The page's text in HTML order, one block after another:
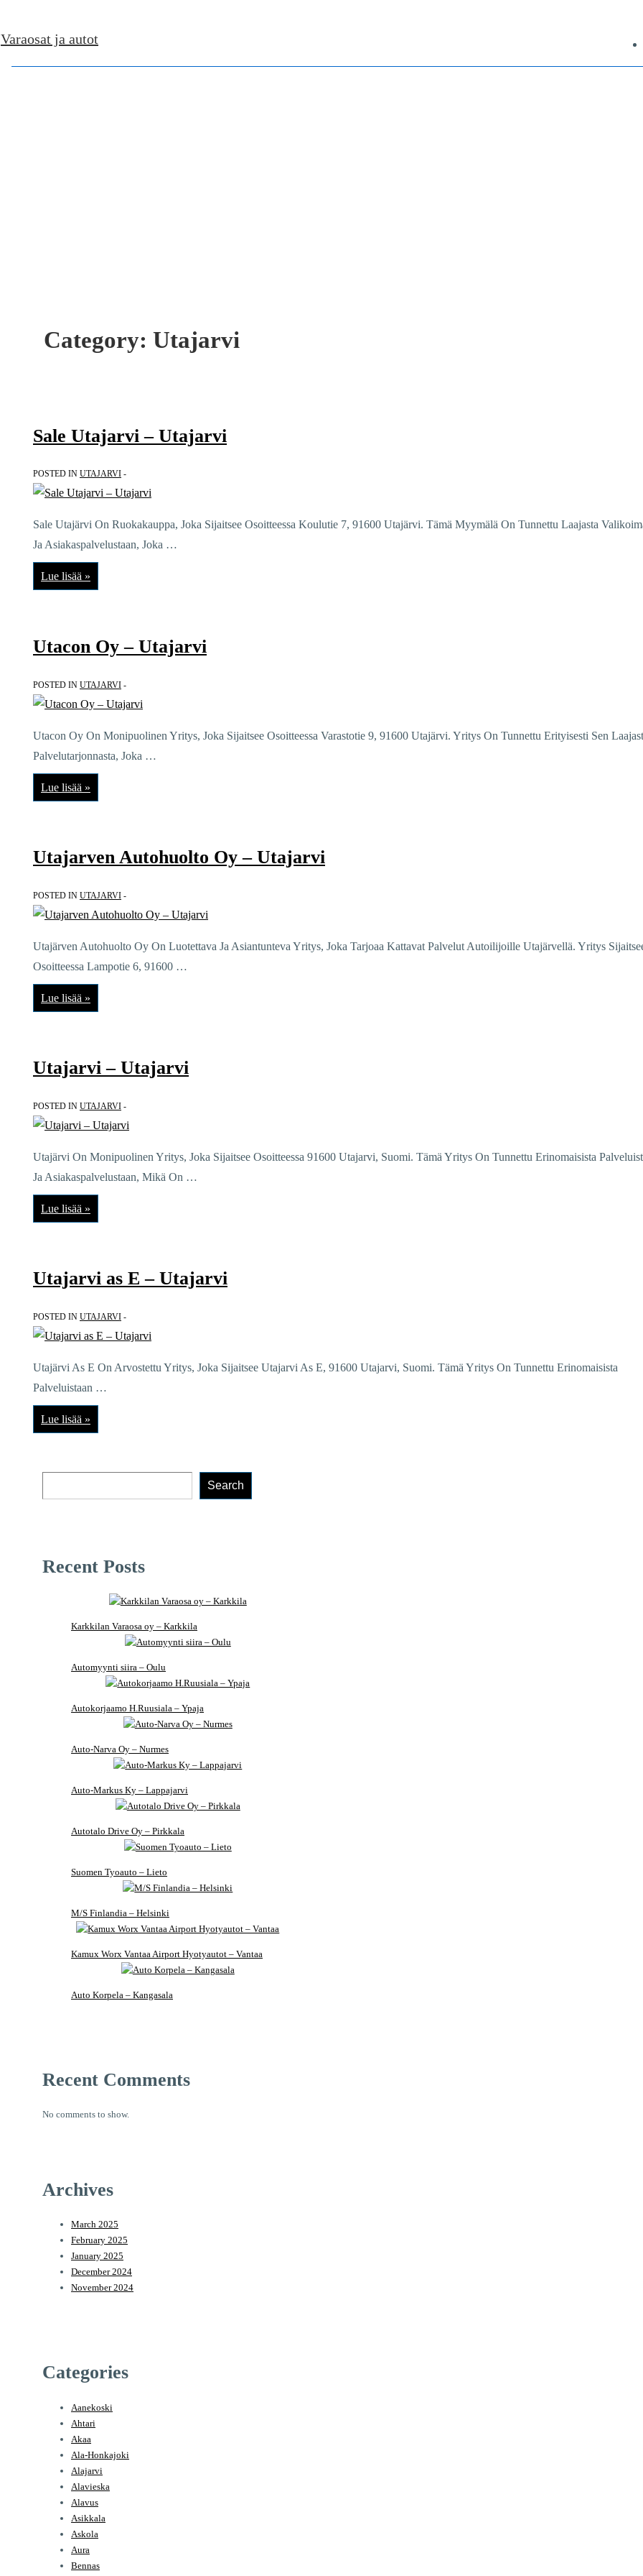
Skip
Varaosat ja autot
Category: Utajarvi
Sale Utajarvi – Utajarvi
POSTED IN UTAJARVI
Sale Utajärvi On Ruokakauppa, Joka Sijaitsee Osoitteessa Koulutie 7, 91600 Utajärvi. Tämä Myymälä On Tunnettu Laajasta
Ja Asiakaspalvelustaan, Joka …
Sale
Utajarvi
–
Lue lisää »
Utacon Oy – Utajarvi
POSTED IN UTAJARVI
Utacon Oy On Monipuolinen Yritys, Joka Sijaitsee Osoitteessa Varastotie 9, 91600 Utajärvi. Yritys On Tunnettu Erityisesti Sen
Palvelutarjonnasta, Joka …
Utacon
Oy
–
Lue lisää »
Utajarven Autohuolto Oy – Utajarvi
POSTED IN UTAJARVI
Utajärven Autohuolto Oy On Luotettava Ja Asiantunteva Yritys, Joka Tarjoaa Kattavat Palvelut Autoilijoille Utajärvellä. Yritys
Osoitteessa Lampotie 6, 91600 …
Utajarven
Autohuolto
Oy
Lue lisää »
Utajarvi – Utajarvi
POSTED IN UTAJARVI
Utajärvi On Monipuolinen Yritys, Joka Sijaitsee Osoitteessa 91600 Utajarvi, Suomi. Tämä Yritys On Tunnettu Erinomaisista
Ja Asiakaspalvelustaan, Mikä On …
Utajarvi
–
Utajarvi
Lue lisää »
Utajarvi as E – Utajarvi
POSTED IN UTAJARVI
Utajärvi As E On Arvostettu Yritys, Joka Sijaitsee Utajarvi As E, 91600 Utajarvi, Suomi. Tämä Yritys On Tunnettu Erinomaisista
Palveluistaan …
Utajarvi
as
E
Lue lisää »
Search
Recent Posts
Karkkilan Varaosa oy – Karkkila
Automyynti siira – Oulu
Autokorjaamo H.Ruusiala – Ypaja
Auto-Narva Oy – Nurmes
Auto-Markus Ky – Lappajarvi
Autotalo Drive Oy – Pirkkala
Suomen Tyoauto – Lieto
M/S Finlandia – Helsinki
Kamux Worx Vantaa Airport Hyotyautot – Vantaa
Auto Korpela – Kangasala
Recent Comments
No comments to show.
Archives
March 2025
February 2025
January 2025
December 2024
November 2024
Categories
Aanekoski
Ahtari
Akaa
Ala-Honkajoki
Alajarvi
Alavieska
Alavus
Asikkala
Askola
Aura
Bennas